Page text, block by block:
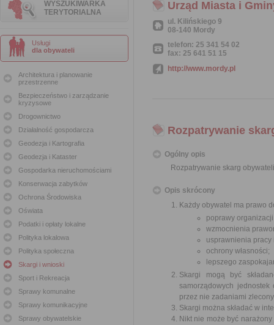
WYSZUKIWARKA
TERYTORIALNA
Usługi
dla obywateli
Architektura i planowanie
przestrzenne
Bezpieczeństwo i zarządzanie
kryzysowe
Drogownictwo
Działalność gospodarcza
Geodezja i Kartografia
Geodezja i Kataster
Gospodarka nieruchomościami
Konserwacja zabytków
Ochrona Środowiska
Oświata
Podatki i opłaty lokalne
Polityka lokalowa
Polityka społeczna
Skargi i wnioski
Sport i Rekreacja
Sprawy komunalne
Sprawy komunikacyjne
Sprawy obywatelskie
Urząd Miasta i
ul. Kilińskiego 9
08-140 Mordy
telefon: 25 341 54 02
fax: 25 641 51 15
http://www.mordy.pl
Rozpatrywanie
Ogólny opis
Rozpatrywanie skarg obywateli
Opis skrócony
Każdy obywatel ma prawo
poprawy
wzmocnienia
usprawnienia
ochrony własności;
lepszego
Skargi mogą być
samorządowych
przez nie zadaniami
Skargi można składać w
Nikt nie może być